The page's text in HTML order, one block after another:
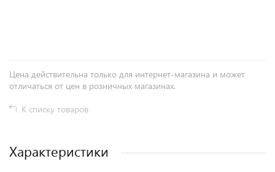
Цена действительна только для интернет-магазина и может
отличаться от цен в розничных магазинах.
К списку товаров
Характеристики